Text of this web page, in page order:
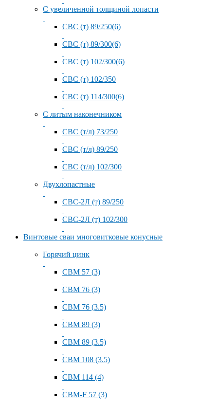
С увеличенной толщиной лопасти
СВС (т) 89/250(6)
СВС (т) 89/300(6)
СВС (т) 102/300(6)
СВС (т) 102/350
СВС (т) 114/300(6)
С литым наконечником
СВС (т/л) 73/250
СВС (т/л) 89/250
СВС (т/л) 102/300
Двухлопастные
СВС-2Л (т) 89/250
СВС-2Л (т) 102/300
Винтовые сваи многовитковые конусные
Горячий цинк
СВМ 57 (3)
СВМ 76 (3)
СВМ 76 (3.5)
СВМ 89 (3)
СВМ 89 (3.5)
СВМ 108 (3.5)
СВМ 114 (4)
СВМ-F 57 (3)